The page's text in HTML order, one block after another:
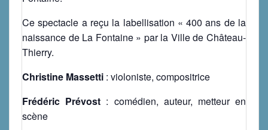
Ce spectacle a reçu la labellisation « 400 ans de la
naissance de La Fontaine » par la Ville de Château-
Thierry.
Christine Massetti : violoniste, compositrice
Frédéric Prévost : comédien, auteur, metteur en
scène